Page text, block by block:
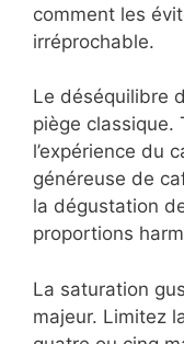
Préparez votre
servez-le
mignardises
légèrement en
les mini-
chaudes.
Erreurs
éviter